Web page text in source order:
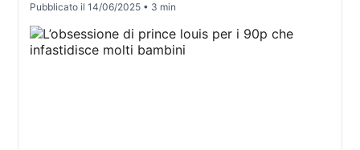
Pubblicato il14/06/2025 • 3 min